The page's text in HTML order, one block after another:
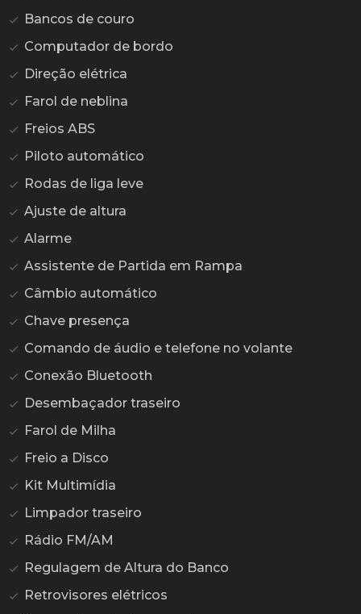
Bancos de couro
Computador de bordo
Direção elétrica
Farol de neblina
Freios ABS
Piloto automático
Rodas de liga leve
Ajuste de altura
Alarme
Assistente de Partida em Rampa
Câmbio automático
Chave presença
Comando de áudio e telefone no volante
Conexão Bluetooth
Desembaçador traseiro
Farol de Milha
Freio a Disco
Kit Multimídia
Limpador traseiro
Rádio FM/AM
Regulagem de Altura do Banco
Retrovisores elétricos